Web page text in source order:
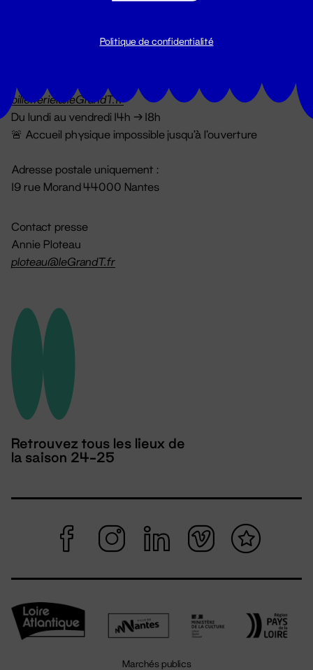
billetterie@leGrandT.fr
Du lundi au vendredi 14h → 18h
🚨 Accueil physique impossible jusqu'à l'ouverture
Adresse postale uniquement :
19 rue Morand 44000 Nantes
Contact presse
Annie Ploteau
ploteau@leGrandT.fr
Retrouvez tous les lieux de
la saison 24-25
Marchés publics
Politique de confidentialité